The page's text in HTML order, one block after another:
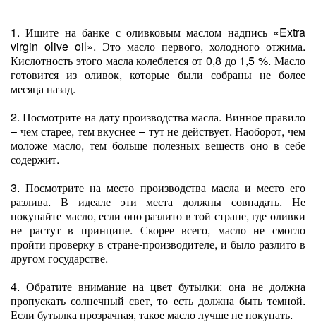
1. Ищите на банке с оливковым маслом надпись «Extra
virgin olive oil». Это масло первого, холодного отжима.
Кислотность этого масла колеблется от 0,8 до 1,5 %. Масло
готовится из оливок, которые были собраны не более
месяца назад.
2. Посмотрите на дату производства масла. Винное правило
– чем старее, тем вкуснее – тут не действует. Наоборот, чем
моложе масло, тем больше полезных веществ оно в себе
содержит.
3. Посмотрите на место производства масла и место его
разлива. В идеале эти места должны совпадать. Не
покупайте масло, если оно разлито в той стране, где оливки
не растут в принципе. Скорее всего, масло не смогло
пройти проверку в стране-производителе, и было разлито в
другом государстве.
4. Обратите внимание на цвет бутылки: она не должна
пропускать солнечный свет, то есть должна быть темной.
Если бутылка прозрачная, такое масло лучше не покупать.